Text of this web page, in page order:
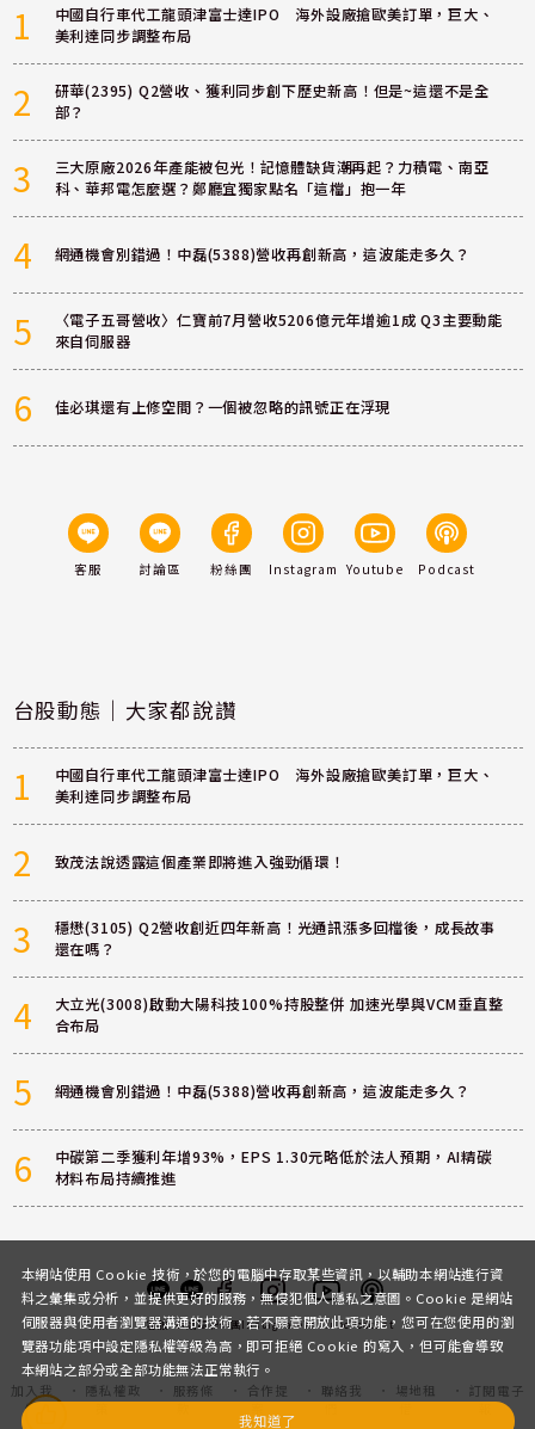
1
中國自行車代工龍頭津富士達IPO 海外設廠搶歐美訂單，巨大、
美利達同步調整布局
2
研華(2395) Q2營收、獲利同步創下歷史新高！但是~這還不是全
部？
3
三大原廠2026年產能被包光！記憶體缺貨潮再起？力積電、南亞
科、華邦電怎麼選？鄭廳宜獨家點名「這檔」抱一年
4 網通機會別錯過！中磊(5388)營收再創新高，這波能走多久？
5
〈電子五哥營收〉仁寶前7月營收5206億元年增逾1成 Q3主要動能
來自伺服器
6 佳必琪還有上修空間？一個被忽略的訊號正在浮現
客服 討論區 粉絲團 Instagram Youtube Podcast
台股動態｜大家都說讚
1
中國自行車代工龍頭津富士達IPO 海外設廠搶歐美訂單，巨大、
美利達同步調整布局
2 致茂法說透露這個產業即將進入強勁循環！
3
穩懋(3105) Q2營收創近四年新高！光通訊漲多回檔後，成長故事
還在嗎？
4
大立光(3008)啟動大陽科技100%持股整併 加速光學與VCM垂直整
合布局
5 網通機會別錯過！中磊(5388)營收再創新高，這波能走多久？
6
中碳第二季獲利年增93%，EPS 1.30元略低於法人預期，AI精碳
材料布局持續推進
客服 討論區粉絲團InstagramYoutubePodcast
加入我
們
隱私權政
服務條
合作提
聯絡我
場地租
訂閱電子
本網站使用 Cookie 技術，於您的電腦中存取某些資訊，以輔助本網站進行資
料之彙集或分析，並提供更好的服務，無侵犯個人隱私之意圖。Cookie 是網站
伺服器與使用者瀏覽器溝通的技術，若不願意開放此項功能，您可在您使用的瀏
覽器功能項中設定隱私權等級為高，即可拒絕 Cookie 的寫入，但可能會導致
本網站之部分或全部功能無法正常執行。
我知道了